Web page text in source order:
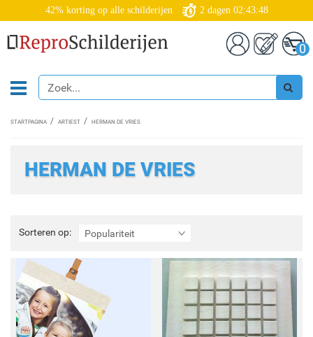
42% korting op alle schilderijen 2 dagen 02:43:47
0
STARTPAGINA ARTIEST HERMAN DE VRIES
HERMAN DE VRIES
Sorteren op: Populariteit
Sorteren
op: